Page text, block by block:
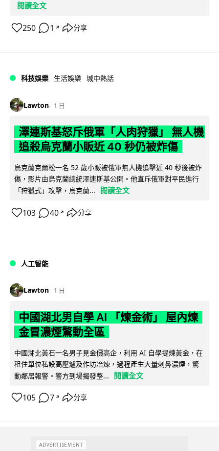
閱讀全文
250 1 ↗ 分享
科技娛樂 生活娛樂 城中熱話
Lawton 1 日
澤連斯基怒斥俄軍「人肉狩獵」 無人機
追殺烏克蘭小販近 40 秒仍被炸傷
烏克蘭克爾松一名 52 歲小販被俄軍無人機追擊近 40 秒後被炸
傷，影片由烏克蘭總統澤連斯基公開。他直斥俄軍對平民進行
「狩獵式」攻擊，烏克蘭...
閱讀全文
103 40 ↗ 分享
人工智能
Lawton 1 日
中國湖北男自學 AI 「煉金術」 屋內煉
金冒濃煙驚動全區
中國湖北黃石一名男子見金價高企，利用 AI 自學提煉黃金，在
租住單位私設高壓爐及作坊冶煉，過程產生大量刺鼻濃煙，驚
動鄰居報警。警方到場揭發整...
閱讀全文
105 7 ↗ 分享
ADVERTISEMENT